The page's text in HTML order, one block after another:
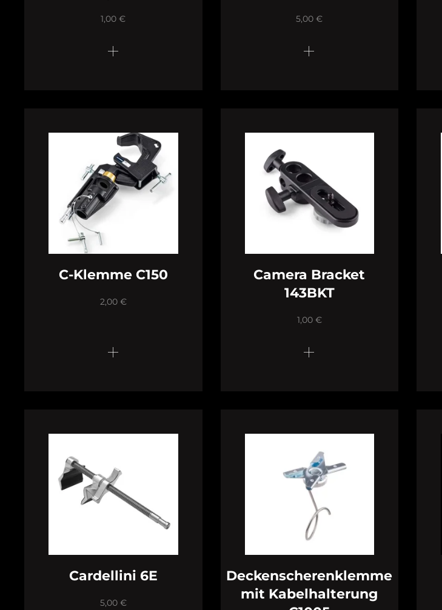
1,00€ 5,00€
C-Klemme C150
2,00 €
Camera Bracket
143BKT
1,00 €
Cardellini 6E
5,00 €
Deckenscherenklemme
mit Kabelhalterung